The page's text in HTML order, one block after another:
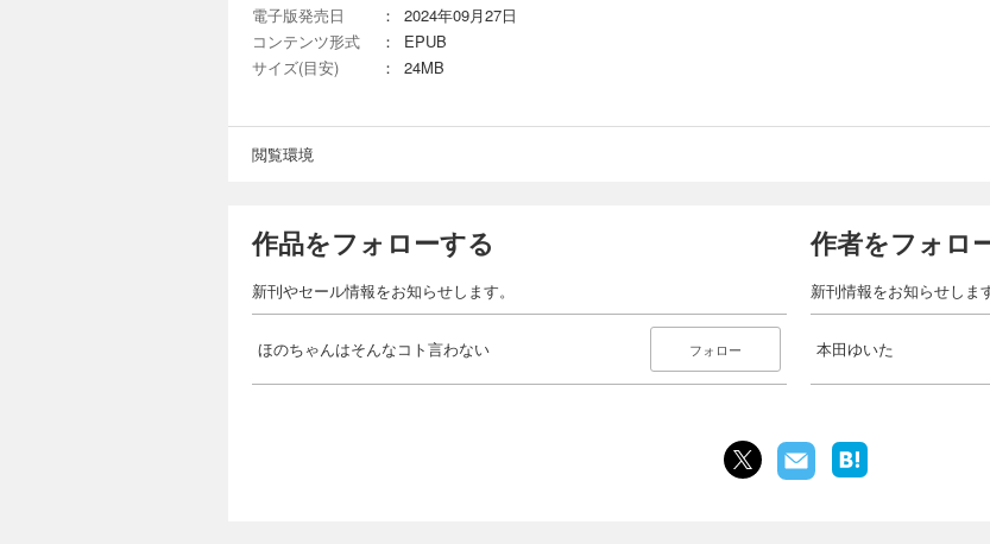
電子版発売日
：
2024年09月27日
コンテンツ形式
：
EPUB
サイズ(目安)
： 24MB
閲覧環境
作品をフォローする
新刊やセール情報をお知らせします。
ほのちゃんはそんなコト言わない フォロー
作者をフォロ
新刊情報をお知らせします
本田ゆいた